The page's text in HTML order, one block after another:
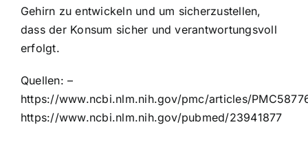
Gehirn zu entwickeln und um sicherzustellen,
dass der Konsum sicher und verantwortungsvoll
erfolgt.
Quellen: –
https://www.ncbi.nlm.nih.gov/pmc/articles/
https://www.ncbi.nlm.nih.gov/pubmed/23941877